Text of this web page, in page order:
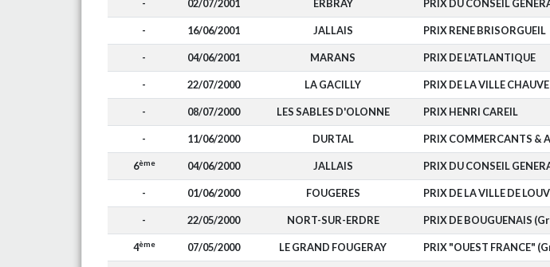
- 02/07/2001 ERBRAY PRIX DU CONSEIL
- 16/06/2001 JALLAIS PRIX RENE BRISORGUEIL
- 04/06/2001 MARANS PRIX DE L'ATLANTIQUE
- 22/07/2000 LA GACILLY PRIX DE LA VILLE CHAUVE
- 08/07/2000 LES SABLES D'OLONNE PRIX HENRI CAREIL
- 11/06/2000 DURTAL PRIX COMMERCANTS &
6ème 04/06/2000 JALLAIS PRIX DU CONSEIL
- 01/06/2000 FOUGERES PRIX DE LA VILLE DE
- 22/05/2000 NORT-SUR-ERDRE PRIX DE BOUGUENAIS
4ème 07/05/2000 LE GRAND FOUGERAY PRIX "OUEST FRANCE"